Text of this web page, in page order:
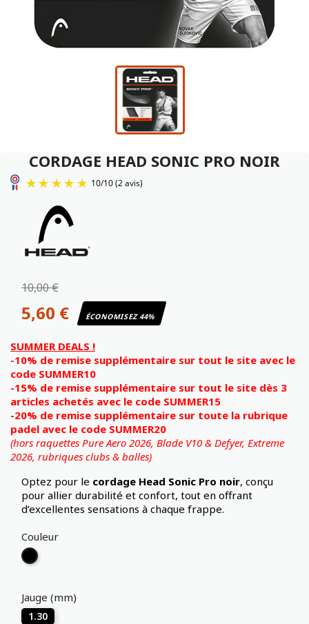
CORDAGE HEAD SONIC PRO NOIR
10,00 €
5,60 € ÉCONOMISEZ 44%
SUMMER DEALS !
-10% de remise supplémentaire sur tout le site avec le
code SUMMER10
-15% de remise supplémentaire sur tout le site dès 3
articles achetés avec le code SUMMER15
-20% de remise supplémentaire sur toute la rubrique
padel avec le code SUMMER20
(hors raquettes Pure Aero 2026, Blade V10 & Defyer, Extreme
2026, rubriques clubs & balles)
Optez pour le cordage Head Sonic Pro noir, conçu
pour allier durabilité et confort, tout en offrant
d’excellentes sensations à chaque frappe.
Couleur
Noir
Jauge (mm)
1.30